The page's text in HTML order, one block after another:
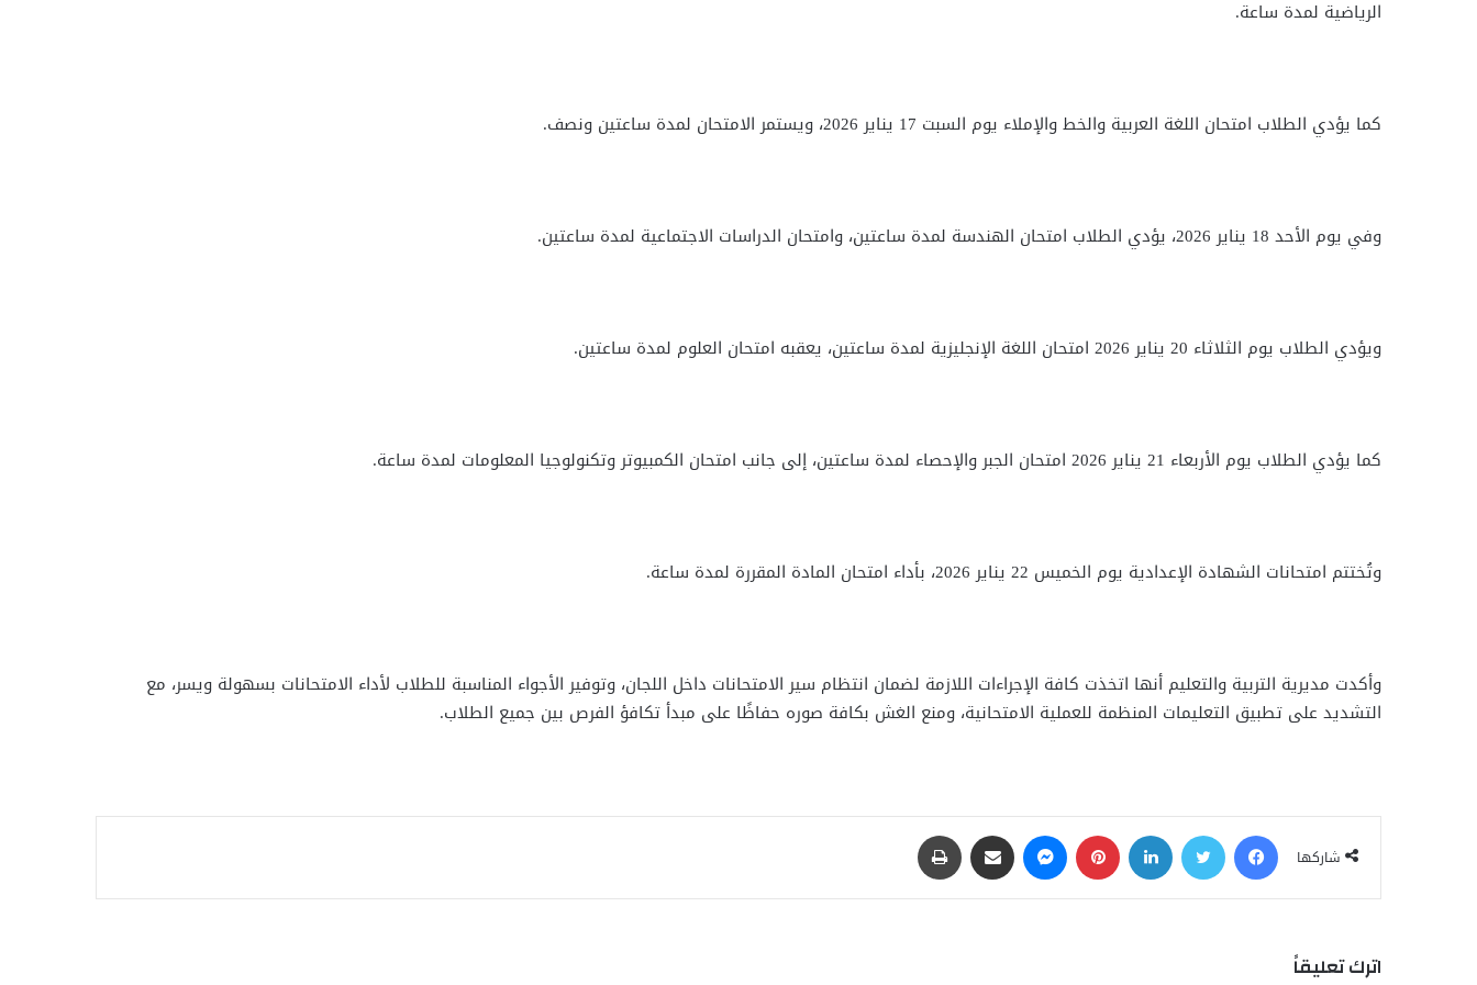
الرياضية لمدة ساعة.
كما يؤدي الطلاب امتحان اللغة العربية والخط والإملاء يوم السبت 17 يناير 2026، ويستمر الامتحان لمدة ساعتين ونصف.
وفي يوم الأحد 18 يناير 2026، يؤدي الطلاب امتحان الهندسة لمدة ساعتين، وامتحان الدراسات الاجتماعية لمدة ساعتين.
ويؤدي الطلاب يوم الثلاثاء 20 يناير 2026 امتحان اللغة الإنجليزية لمدة ساعتين، يعقبه امتحان العلوم لمدة ساعتين.
كما يؤدي الطلاب يوم الأربعاء 21 يناير 2026 امتحان الجبر والإحصاء لمدة ساعتين، إلى جانب امتحان الكمبيوتر وتكنولوجيا المعلومات لمدة ساعة.
وتُختتم امتحانات الشهادة الإعدادية يوم الخميس 22 يناير 2026، بأداء امتحان المادة المقررة لمدة ساعة.
وأكدت مديرية التربية والتعليم أنها اتخذت كافة الإجراءات اللازمة لضمان انتظام سير الامتحانات داخل اللجان، وتوفير الأجواء المناسبة للطلاب لأداء الامتحانات بسهولة ويسر، مع
التشديد على تطبيق التعليمات المنظمة للعملية الامتحانية، ومنع الغش بكافة صوره حفاظًا على مبدأ تكافؤ الفرص بين جميع الطلاب.
شاركها
اترك تعليقاً